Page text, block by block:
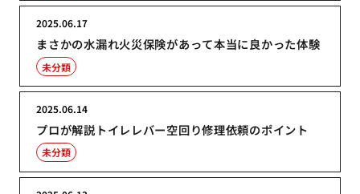
まさかの水漏れ火災保険があって本当に良かった体験
2025.06.17
未分類
プロが解説トイレレバー空回り修理依頼のポイント
2025.06.14
未分類